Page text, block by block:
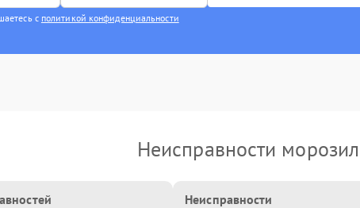
с политикой конфиденциальности
Неисправности
Неисправности